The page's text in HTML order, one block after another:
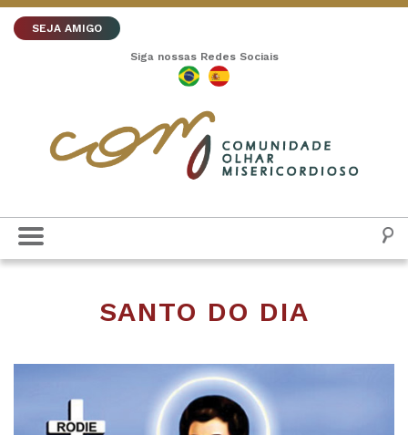
SEJA AMIGO
Siga nossas Redes Sociais
SANTO DO DIA